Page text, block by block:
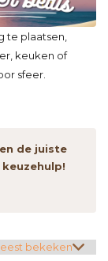
te plaatsen,
keuken of
sfeer.
de juiste